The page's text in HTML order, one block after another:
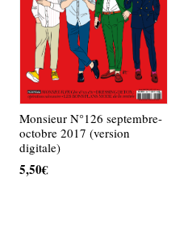
Monsieur N°126 septembre-
octobre 2017 (version
digitale)
5,50€